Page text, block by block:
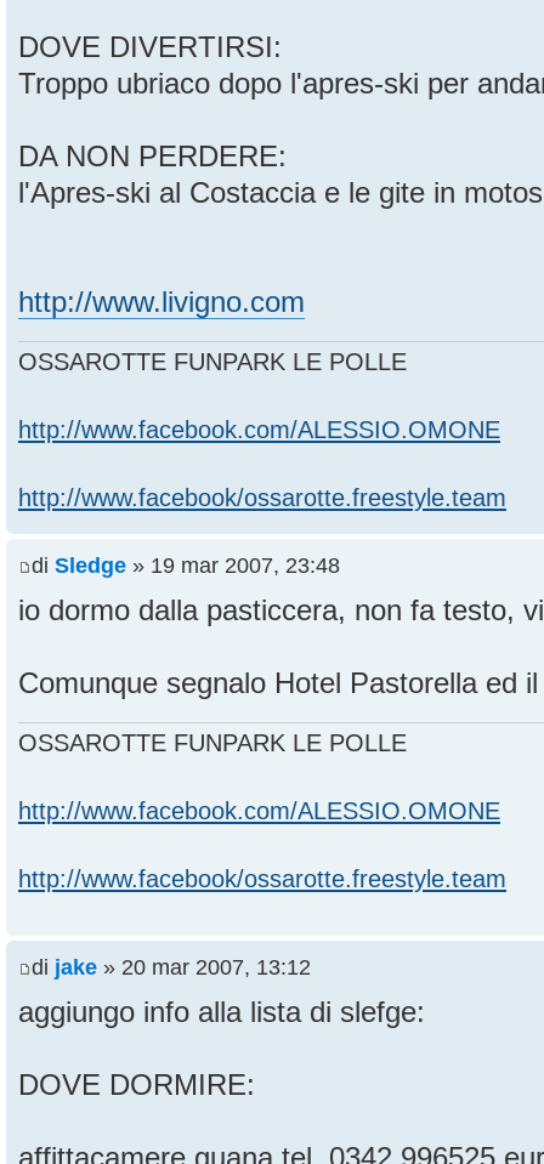
DOVE DIVERTIRSI:
Troppo ubriaco dopo l'apres-ski per
DA NON PERDERE:
l'Apres-ski al Costaccia e le gite in
http://www.livigno.com
OSSAROTTE FUNPARK LE POLLE
http://www.facebook.com/ALESSIO.OMONE
http://www.facebook/ossarotte.freestyle.team
di Sledge » 19 mar 2007, 23:48
io dormo dalla pasticcera, non fa testo,
Comunque segnalo Hotel Pastorella ed
OSSAROTTE FUNPARK LE POLLE
http://www.facebook.com/ALESSIO.OMONE
http://www.facebook/ossarotte.freestyle.team
di jake » 20 mar 2007, 13:12
aggiungo info alla lista di slefge:
DOVE DORMIRE:
affittacamere guana tel. 0342 996525